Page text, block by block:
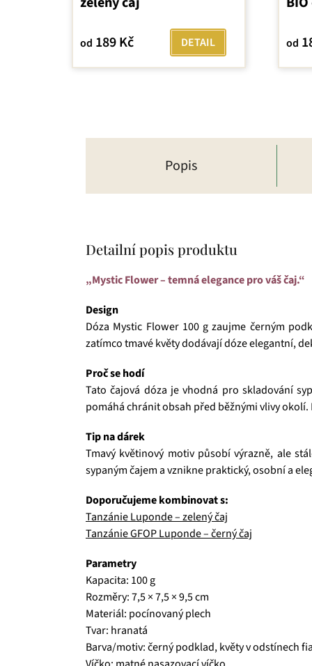
od 189 Kč DETAIL od
Popis
Detailní popis produktu
„Mystic Flower – temná elegance pro váš čaj.“
Design
Dóza Mystic Flower 100 g zaujme černým
zatímco tmavé květy dodávají dóze elegantní,
Proč se hodí
Tato čajová dóza je vhodná pro skladování
pomáhá chránit obsah před běžnými vlivy
Tip na dárek
Tmavý květinový motiv působí výrazně, ale
sypaným čajem a vznikne praktický, osobní a
Doporučujeme kombinovat s:
Tanzánie Luponde – zelený čaj
Tanzánie GFOP Luponde – černý čaj
Parametry
Kapacita: 100 g
Rozměry: 7,5 × 7,5 × 9,5 cm
Materiál: pocínovaný plech
Tvar: hranatá
Barva/motiv: černý podklad, květy v odstínech